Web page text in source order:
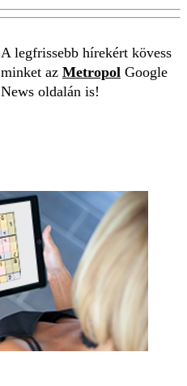
A legfrissebb hírekért kövess
minket az Metropol Google
News oldalán is!